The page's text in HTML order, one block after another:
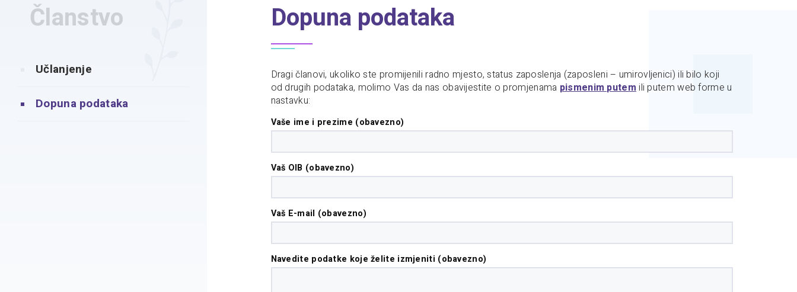
Članstvo
Učlanjenje
Dopuna podataka
Dopuna podataka
Dragi članovi, ukoliko ste promijenili radno mjesto, status zaposlenja (zaposleni – umirovljenici) ili bilo koji
od drugih podataka, molimo Vas da nas obavijestite o promjenama pismenim putemili putem web forme u
nastavku:
Vaše ime i prezime (obavezno)
Vaš OIB (obavezno)
Vaš E-mail (obavezno)
Navedite podatke koje želite izmjeniti (obavezno)